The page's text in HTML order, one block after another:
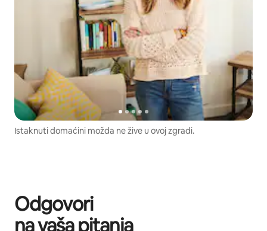
Istaknuti domaćini možda ne žive u ovoj zgradi.
Odgovori
na vaša pitanja